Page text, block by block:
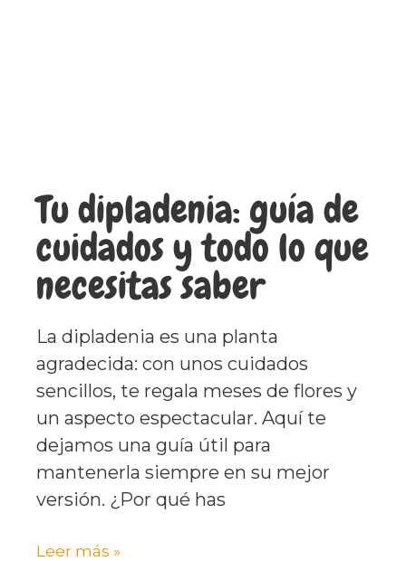
Tu dipladenia: guía de
cuidados y todo lo que
necesitas saber
La dipladenia es una planta
agradecida: con unos cuidados
sencillos, te regala meses de flores y
un aspecto espectacular. Aquí te
dejamos una guía útil para
mantenerla siempre en su mejor
versión. ¿Por qué has
Leer más »